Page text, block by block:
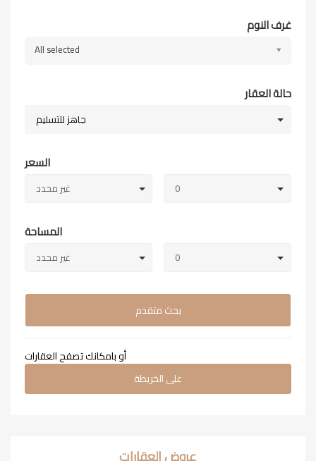
غرف النوم
All selected
حالة العقار
جاهز للتسليم
السعر
0 غير محدد
المساحة
0 غير محدد
بحث متقدم
أو بامكانك تصفح العقارات
على الخريطة